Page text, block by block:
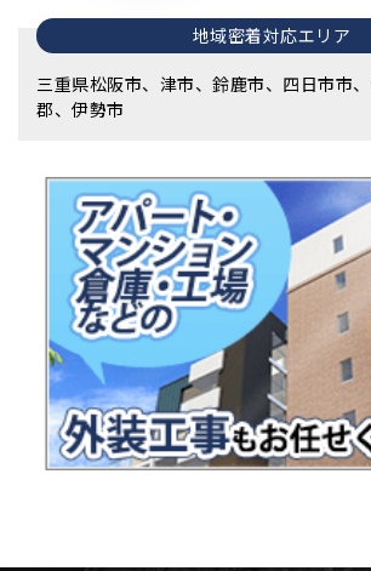
地域密着対応エリア
三重県松阪市、津市、鈴鹿市、四日市市
郡、伊勢市